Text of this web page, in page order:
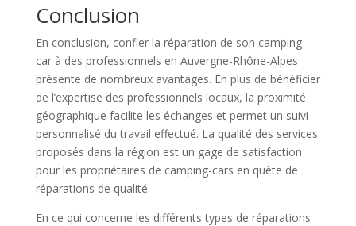
Conclusion
En conclusion, confier la réparation de son camping-
car à des professionnels en Auvergne-Rhône-Alpes
présente de nombreux avantages. En plus de bénéficier
de l’expertise des professionnels locaux, la proximité
géographique facilite les échanges et permet un suivi
personnalisé du travail effectué. La qualité des services
proposés dans la région est un gage de satisfaction
pour les propriétaires de camping-cars en quête de
réparations de qualité.
En ce qui concerne les différents types de réparations